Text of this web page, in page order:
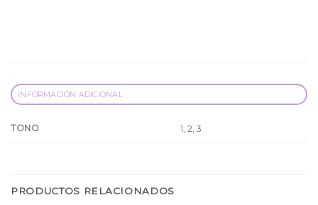
INFORMACIÓN ADICIONAL
TONO 1, 2, 3
PRODUCTOS RELACIONADOS